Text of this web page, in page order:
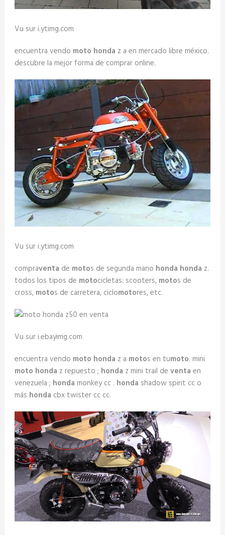
Vu sur i.ytimg.com
encuentra vendo moto honda z a en mercado libre méxico.
descubre la mejor forma de comprar online.
Vu sur i.ytimg.com
compraventa de motos de segunda mano honda honda z.
todos los tipos de motocicletas: scooters, motos de
cross, motos de carretera, ciclomotores, etc.
Vu sur i.ebayimg.com
encuentra vendo moto honda z a motos en tumoto. mini
moto honda z repuesto ; honda z mini trail de venta en
venezuela ; honda monkey cc . honda shadow spirit cc o
más honda cbx twister cc cc.